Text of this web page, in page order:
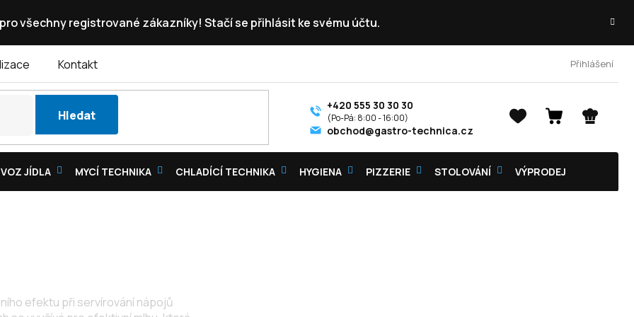
pro všechny registrované zákazníky! Stačí se přihlásit ke svému účtu.
Kontakt Přihlášení
Hledat
NÁKUPNÍ
+420 555 30 30 30
obchod@gastro-technica.cz
JÍDLA MYCÍ TECHNIKA CHLADÍCÍ TECHNIKA HYGIENA PIZZERIE STOLOVÁNÍ VÝPRODEJ
efektu při servírování nápojů